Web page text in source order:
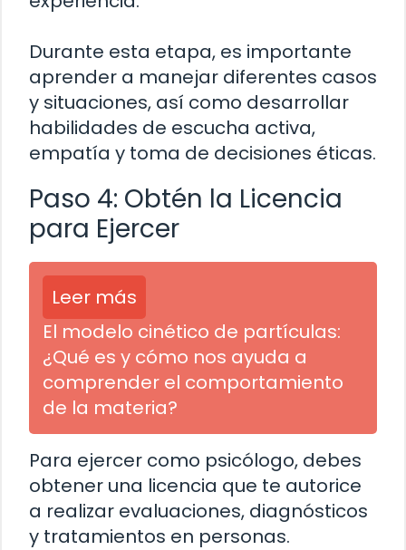
Durante esta etapa, es importante
aprender a manejar diferentes casos
y situaciones, así como desarrollar
habilidades de escucha activa,
empatía y toma de decisiones éticas.
Paso 4: Obtén la Licencia
para Ejercer
Leer más
El modelo cinético de partículas:
¿Qué es y cómo nos ayuda a
comprender el comportamiento
de la materia?
Para ejercer como psicólogo, debes
obtener una licencia que te autorice
a realizar evaluaciones, diagnósticos
y tratamientos en personas.